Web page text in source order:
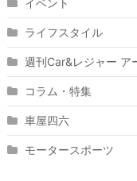
ライフスタイル
週刊Car&レジャー ア
コラム・特集
車屋四六
モータースポーツ